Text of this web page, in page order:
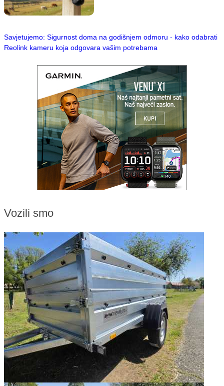
Savjetujemo: Sigurnost doma na godišnjem odmoru - kako odabrati
Reolink kameru koja odgovara vašim potrebama
Vozili smo